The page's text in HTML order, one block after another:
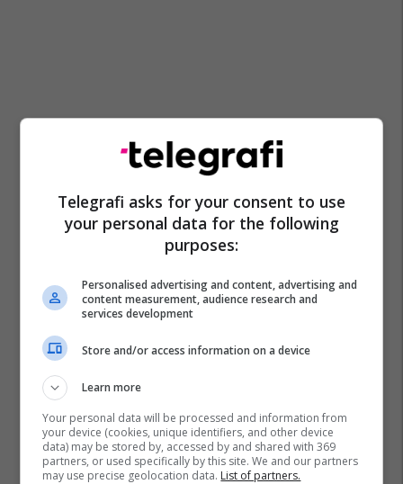
Telegrafi asks for your consent to use
your personal data for the following
purposes:
Personalised advertising and content, advertising and
content measurement, audience research and
services development
Store and/or access information on a device
Learn more
Your personal data will be processed and information from
your device (cookies, unique identifiers, and other device
data) may be stored by, accessed by and shared with 369
partners, or used specifically by this site. We and our partners
may use precise geolocation data. List of partners.